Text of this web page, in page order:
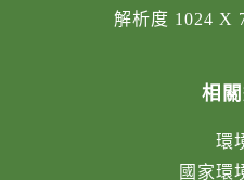
解析度 1024 X
相
環
國家環